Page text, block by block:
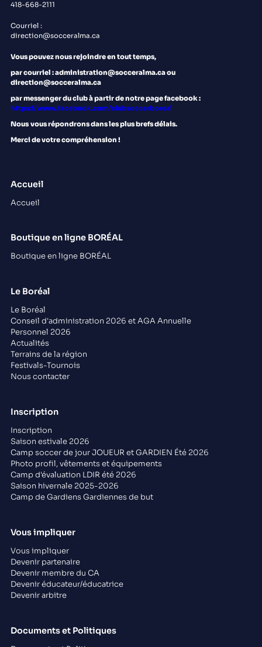
418-668-2111
Courriel :
direction@socceralma.ca
Vous pouvez nous rejoindre en tout temps,
par courriel : administration@socceralma.ca ou
direction@socceralma.ca
par messenger du club à partir de notre page facebook :
https://www.facebook.com/clubsoccerboreal
Nous vous répondrons dans les plus brefs délais.
Merci de votre compréhension !
Accueil
Accueil
Boutique en ligne BORÉAL
Boutique en ligne BORÉAL
Le Boréal
Le Boréal
Conseil d'administration 2026 et AGA Annuelle
Personnel 2026
Actualités
Terrains de la région
Festivals-Tournois
Nous contacter
Inscription
Inscription
Saison estivale 2026
Camp soccer de jour JOUEUR et GARDIEN Été 2026
Photo profil, vêtements et équipements
Camp d'évaluation LDIR été 2026
Saison hivernale 2025-2026
Camp de Gardiens Gardiennes de but
Vous impliquer
Vous impliquer
Devenir partenaire
Devenir membre du CA
Devenir éducateur/éducatrice
Devenir arbitre
Documents et Politiques